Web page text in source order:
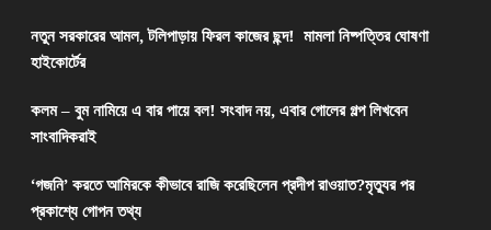
নতুন সরকারের আমল, টলিপাড়ায় ফিরল কাজের ছন্দ! মামলা নিষ্পত্তির ঘোষণা
হাইকোর্টের
কলম – বুম নামিয়ে এ বার পায়ে বল! সংবাদ নয়, এবার গোলের গল্প লিখবেন
সাংবাদিকরাই
‘গজনি’ করতে আমিরকে কীভাবে রাজি করেছিলেন প্রদীপ রাওয়াত?মৃত্যুর পর
প্রকাশ্যে গোপন তথ্য